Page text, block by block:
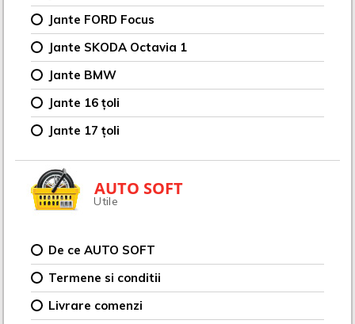
Jante FORD Focus
Jante SKODA Octavia 1
Jante BMW
Jante 16 țoli
Jante 17 țoli
AUTO SOFT
Utile
De ce AUTO SOFT
Termene si conditii
Livrare comenzi